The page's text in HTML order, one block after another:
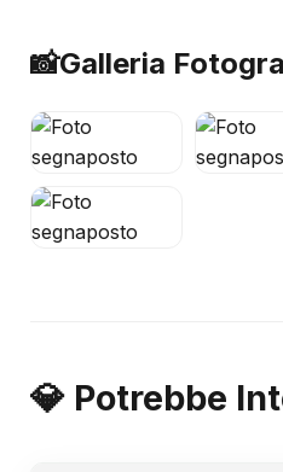
📸Galleria
💎 Potrebbe